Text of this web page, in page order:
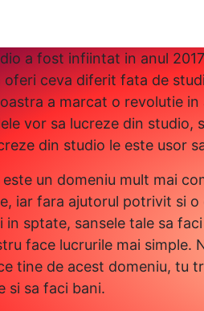
a fost infiintat in anul
oferi ceva diferit fata de
a marcat o revolutie in
vor sa lucreze din studio,
din studio le este usor
un domeniu mult mai
iar fara ajutorul potrivit si o
in sptate, sansele tale sa
face lucrurile mai simple.
tine de acest domeniu, tu
si sa faci bani.